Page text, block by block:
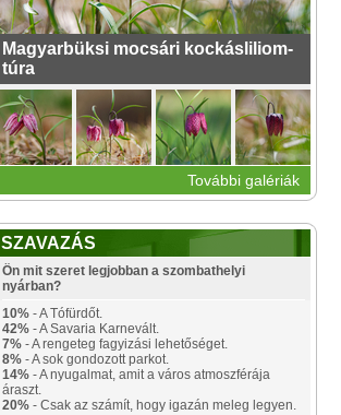
Magyarbüksi mocsári kockásliliom-
túra
További galériák
SZAVAZÁS
Ön mit szeret legjobban a szombathelyi
nyárban?
10% - A Tófürdőt.
42% - A Savaria Karnevált.
7% - A rengeteg fagyizási lehetőséget.
8% - A sok gondozott parkot.
14% - A nyugalmat, amit a város atmoszférája
áraszt.
20% - Csak az számít, hogy igazán meleg legyen.